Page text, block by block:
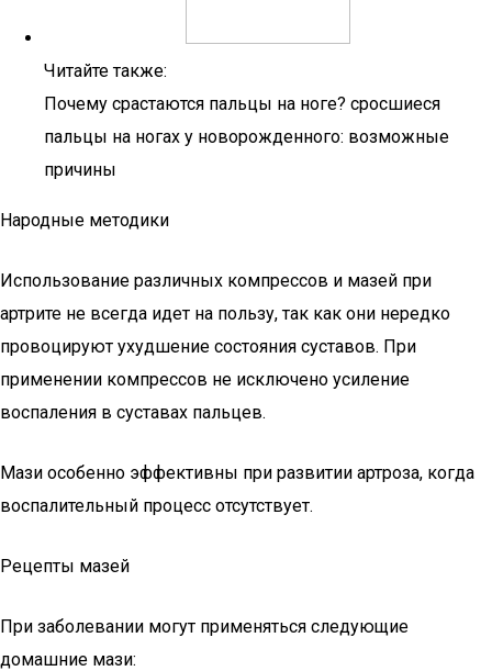
Читайте также:
Почему срастаются пальцы на ноге? сросшиеся
пальцы на ногах у новорожденного: возможные
причины
Народные методики
Использование различных компрессов и мазей при
артрите не всегда идет на пользу, так как они нередко
провоцируют ухудшение состояния суставов. При
применении компрессов не исключено усиление
воспаления в суставах пальцев.
Мази особенно эффективны при развитии артроза, когда
воспалительный процесс отсутствует.
Рецепты мазей
При заболевании могут применяться следующие
домашние мази: